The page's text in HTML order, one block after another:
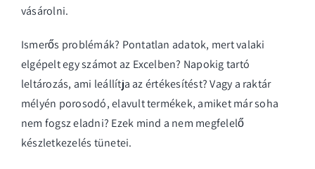
vásárolni.
Ismerős problémák? Pontatlan adatok, mert valaki
elgépelt egy számot az Excelben? Napokig tartó
leltározás, ami leállítja az értékesítést? Vagy a raktár
mélyén porosodó, elavult termékek, amiket már soha
nem fogsz eladni? Ezek mind a nem megfelelő
készletkezelés tünetei.